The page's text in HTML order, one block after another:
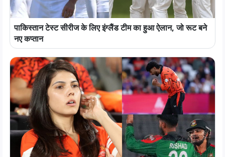
पाकिस्तान टेस्ट सीरीज के लिए इंग्लैंड टीम का हुआ ऐलान, जो रूट बने
नए कप्तान